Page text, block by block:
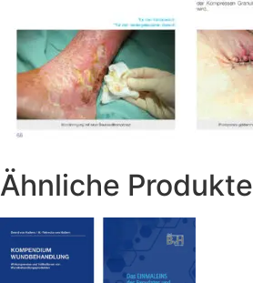
Ähnliche Produkte